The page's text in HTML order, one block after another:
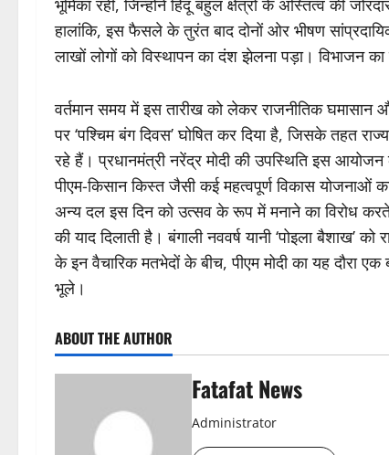
भूमिका रही, जिन्होंने हिंदू बहुल क्षेत्रों के अस्तित्व की
हालांकि, इस फैसले के तुरंत बाद दोनों ओर भीषण
लाखों लोगों को विस्थापन का दंश झेलना पड़ा। विभाजन
वर्तमान समय में इस तारीख को लेकर राजनीतिक घमासान
पर ‘पश्चिम बंग दिवस’ घोषित कर दिया है, जिसके तहत
रहे हैं। प्रधानमंत्री नरेंद्र मोदी की उपस्थिति इस
पीएम-किसान किस्त जैसी कई महत्वपूर्ण विकास
अन्य दल इस दिन को उत्सव के रूप में मनाने का विरोध
की याद दिलाती है। बंगाली नववर्ष यानी ‘पोइला बैशाख’
के इन वैचारिक मतभेदों के बीच, पीएम मोदी का यह दौरा
भूले।
ABOUT THE AUTHOR
Fatafat News
Administrator